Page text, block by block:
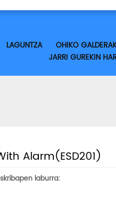
LAGUNTZA OHIKO
JARRI GUREKIN
Alarm(ESD201)
laburra: